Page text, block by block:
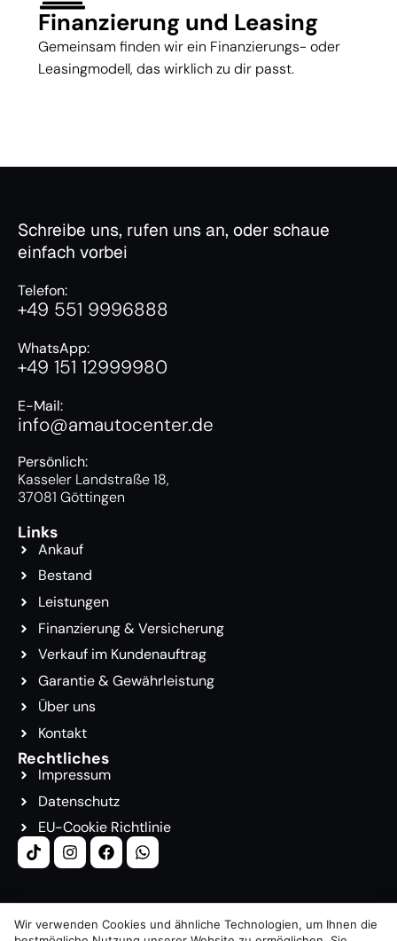
Finanzierung und Leasing
Gemeinsam finden wir ein Finanzierungs- oder
Leasingmodell, das wirklich zu dir passt.
Schreibe uns, rufen uns an, oder schaue
einfach vorbei
Telefon:
+49 551 9996888
WhatsApp:
+49 151 12999980
E-Mail:
info@amautocenter.de
Persönlich:
Kasseler Landstraße 18,
37081 Göttingen
Links
Ankauf
Bestand
Leistungen
Finanzierung & Versicherung
Verkauf im Kundenauftrag
Garantie & Gewährleistung
Über uns
Kontakt
Rechtliches
Impressum
Datenschutz
EU-Cookie Richtlinie
Wir verwenden Cookies und ähnliche Technologien, um Ihnen die